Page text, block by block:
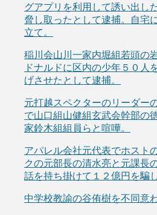
グアプリを利用して誘い出し
脅し取ったとして逮捕。自宅
立て。
稲川会山川一家内堀組若頭の
ドナルドに区内の少年５０人
げさせたとして逮捕。
元打越スペクターのリーダー
で山口組山健組玄武会幹部の
家鈴木組組員らと喧嘩。
アパレル会社元代表でホスト
クの元部長の清水亮と元課長
話を持ち掛けて１２億円を騙
中学校教諭の谷侑樹を不同意